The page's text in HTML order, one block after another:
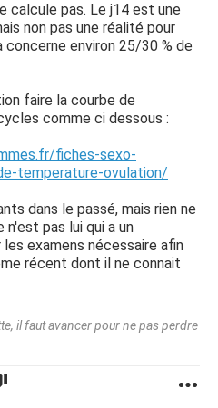
calcule pas. Le j14 est une
non pas une réalité pour
environ 25/30 % de
faire la courbe de
comme ci dessous :
fiches-sexo-
temperature-ovulation/
dans le passé, mais rien ne
pas lui qui a un
examens nécessaire afin
récent dont il ne connait
il faut avancer pour ne pas perdre